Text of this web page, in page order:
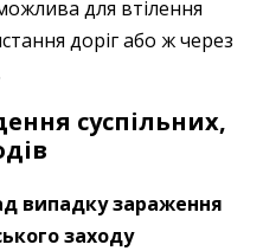
для втілення
доріг або ж через
суспільних,
випадку зараження
заходу